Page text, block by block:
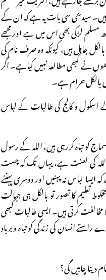
ہندو ہی ہوتی ہیں۔ سیدھی سی بات یہ ہے کہ ان کے
لڑکی بھی اس میں ہے اور مجھے
جاہل ہیں، کیونکہ وہ صرف نام کی
نے کبھی مطالعہ نہیں کیاہے۔ اگر
بالکل حرام ہے۔
و کالج کی طالبات کے لباس
کو تباہ کررہی ہیں، اللہ کے رسول
کی لعنت ہے، یہاں تک کہ چست
ایسا لباس نہ پہنیں اور دوسری پہننے
تعلیم کا تصور تو بالکل ہی جہالت
مخالفت کرتی ہیں۔ ایسی طالبات کبھی
انسان کی زندگی کو تباہ و برباد
چاہیں گی؟